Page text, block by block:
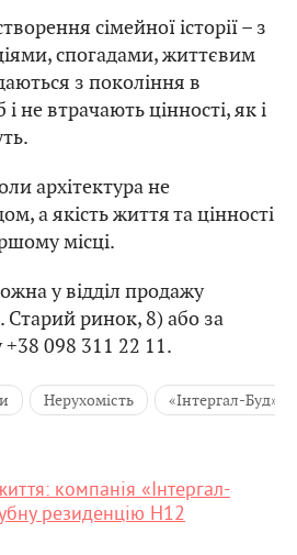
сімейної історії – з
спогадами, життєвим
з покоління в
не втрачають цінності, як і
архітектура не
а якість життя та цінності
місці.
у відділ продажу
Старий ринок, 8) або за
098 311 22 11.
Нерухомість «Інтергал-Буд»
компанія «Інтергал-
резиденцію H12